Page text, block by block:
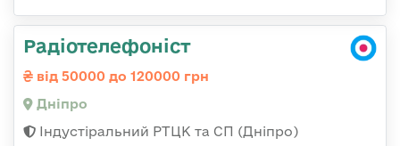
Радіотелефоніст
від 50000 до 120000 грн
Дніпро
Індустіральний РТЦК та СП (Дніпро)